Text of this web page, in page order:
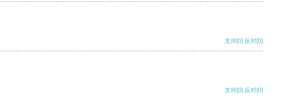
支持[0] 反对[0]
支持[0] 反对[0]